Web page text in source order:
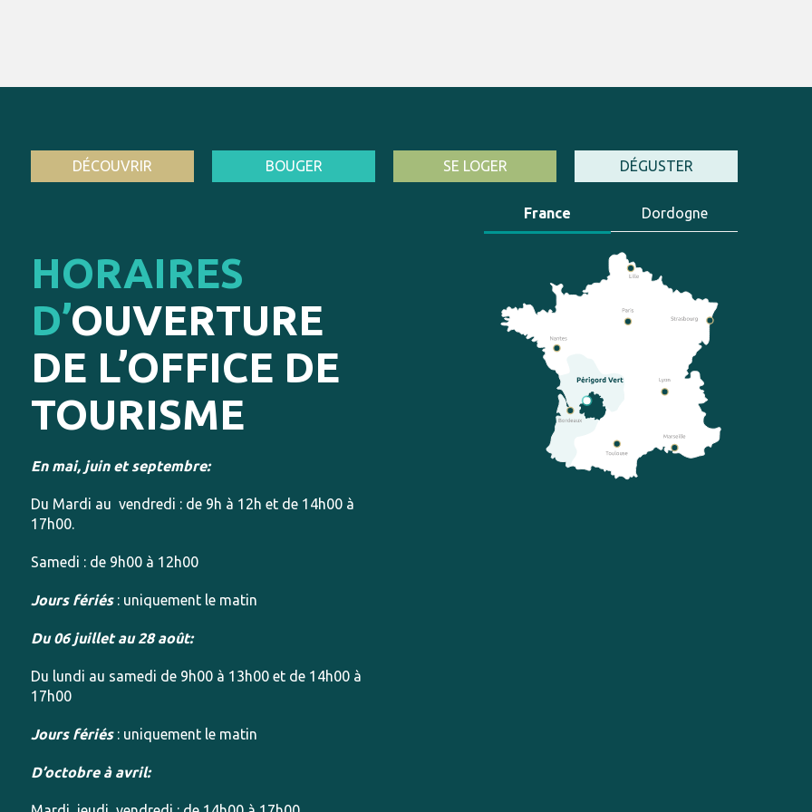
DÉCOUVRIR BOUGER SE LOGER DÉGUSTER
HORAIRES
D’OUVERTURE
DE L’OFFICE DE
TOURISME
En mai, juin et septembre:
Du Mardi au vendredi : de 9h à 12h et de 14h00 à
17h00.
Samedi : de 9h00 à 12h00
Jours fériés: uniquement le matin
Du 06 juillet au 28 août:
Du lundi au samedi de 9h00 à 13h00 et de 14h00 à
17h00
Jours fériés: uniquement le matin
D’octobre à avril:
France Dordogne